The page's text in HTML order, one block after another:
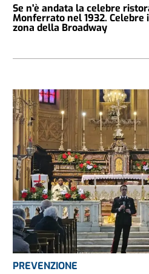
Se n'è andata la celebre
Monferrato nel 1932.
zona della Broadway
PREVENZIONE